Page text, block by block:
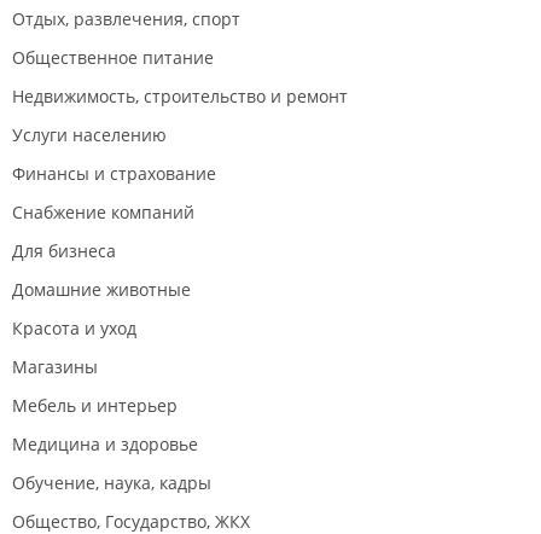
Отдых, развлечения, спорт
Общественное питание
Недвижимость, строительство и ремонт
Услуги населению
Финансы и страхование
Снабжение компаний
Для бизнеса
Домашние животные
Красота и уход
Магазины
Мебель и интерьер
Медицина и здоровье
Обучение, наука, кадры
Общество, Государство, ЖКХ